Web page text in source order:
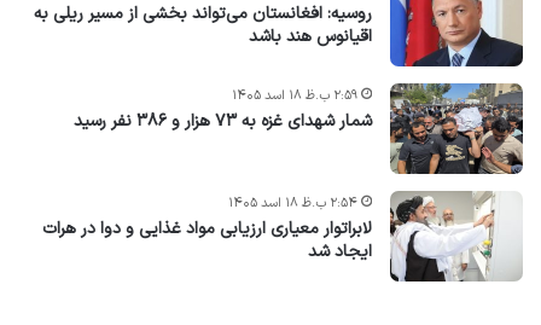
روسیه: افغانستان می‌تواند بخشی از مسیر ریلی به
اقیانوس هند باشد
شمار شهدای غزه به ۷۳ هزار و ۳۸۶ نفر رسید
۲:۵۹ ب.ظ ۱۸ اسد ۱۴۰۵
لابراتوار معیاری ارزیابی مواد غذایی و دوا در هرات
ایجاد شد
۲:۵۴ ب.ظ ۱۸ اسد ۱۴۰۵